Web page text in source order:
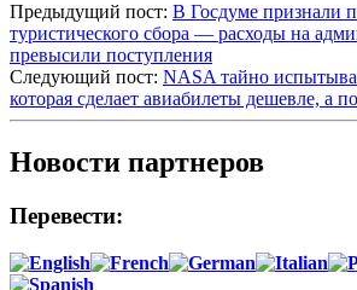
Предыдущий пост: В Госдуме признали
туристического сбора — расходы на
превысили поступления
Следующий пост: NASA тайно
которая сделает авиабилеты дешевле, а
Новости партнеров
Перевести: